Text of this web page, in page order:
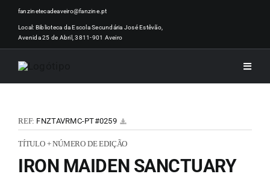
Skip
content
fanzinetecadeaveiro@fanzine.pt
Local: Biblioteca da Escola Secundária José Estêvão,
Avenida 25 de Abril, 3811-901 Aveiro
Toggle
REF: FNZTAVRMC-PT#0259
TÍTULO + NÚMERO DE EDIÇÃO
IRON MAIDEN SANCTUARY